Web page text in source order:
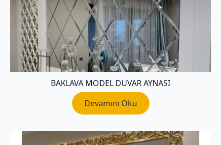
BAKLAVA MODEL DUVAR AYNASI
Devamını Oku